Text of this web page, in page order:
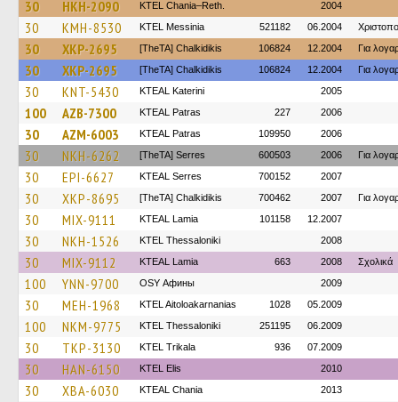
30 HKH-2090 KTEL Chania–Reth. 2004
30 KMH-8530 KTEL Messinia 521182 06.2004
30 XKP-2695 [TheTA] Chalkidikis 106824 12.2004 Για
30 XKP-2695 [TheTA] Chalkidikis 106824 12.2004 Για
30 KNT-5430 KTEAL Katerini 2005
100 AZB-7300 KTEAL Patras 227 2006
30 AZM-6003 KTEAL Patras 109950 2006
30 NKH-6262 [TheTA] Serres 600503 2006 Για
30 EPI-6627 KTEAL Serres 700152 2007
30 XKP-8695 [TheTA] Chalkidikis 700462 2007 Για
30 MIX-9111 KTEAL Lamia 101158 12.2007
30 NKH-1526 KTEL Thessaloniki 2008
30 MIX-9112 KTEAL Lamia 663 2008 Σχολικά
100 YNN-9700 OSY Афины 2009
30 MEH-1968 KTEL Aitoloakarnanias 1028 05.2009
100 NKM-9775 KTEL Thessaloniki 251195 06.2009
30 TKP-3130 ΚΤΕL Τrikala 936 07.2009
30 HAN-6150 KTEL Elis 2010
30 XBA-6030 KTEAL Chania 2013